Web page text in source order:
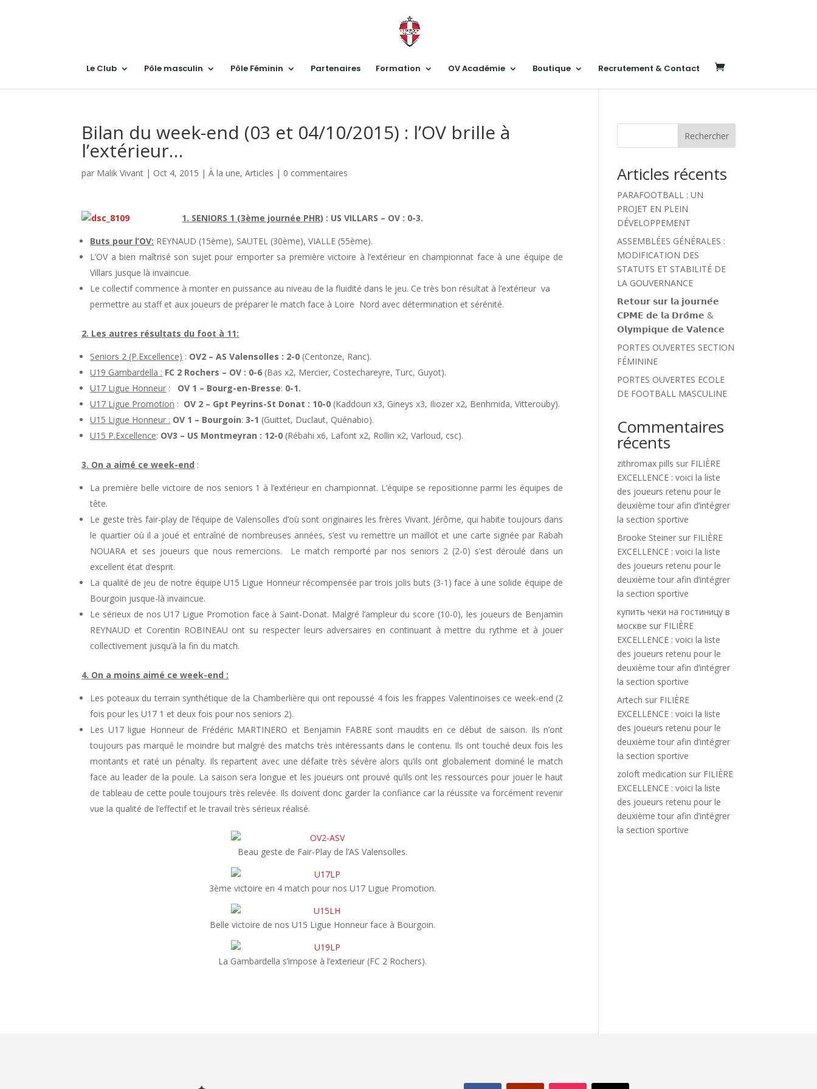
Le Club Pôle masculin Pôle Féminin Partenaires Formation OV Académie Boutique Recrutement & Contact
Bilan du week-end (03 et 04/10/2015) : l’OV brille à
l’extérieur…
par Malik Vivant | Oct 4, 2015 |À la une,Articles | 0 commentaires
1. SENIORS 1 (3ème journée PHR) : US VILLARS – OV : 0-3.
Buts pour l’OV: REYNAUD (15ème), SAUTEL (30ème), VIALLE (55ème).
L’OV a bien maîtrisé son sujet pour emporter sa première victoire à l’extérieur en championnat face à une équipe de
Villars jusque là invaincue.
Le collectif commence à monter en puissance au niveau de la fluidité dans le jeu. Ce très bon résultat à l’extérieur va
permettre au staff et aux joueurs de préparer le match face à Loire Nord avec détermination et sérénité.
2. Les autres résultats du foot à 11:
Seniors 2 (P.Excellence) : OV2 – AS Valensolles : 2-0 (Centonze, Ranc).
U19 Gambardella : FC 2 Rochers – OV : 0-6 (Bas x2, Mercier, Costechareyre, Turc, Guyot).
U17 Ligue Honneur : OV 1 – Bourg-en-Bresse: 0-1.
U17 Ligue Promotion : OV 2 – Gpt Peyrins-St Donat : 10-0 (Kaddouri x3, Gineys x3, Iliozer x2, Benhmida, Vitterouby).
U15 Ligue Honneur : OV 1 – Bourgoin:3-1 (Guittet, Duclaut, Quénabio).
U15 P.Excellence: OV3 – US Montmeyran : 12-0 (Rébahi x6, Lafont x2, Rollin x2, Varloud, csc).
3. On a aimé ce week-end :
La première belle victoire de nos seniors 1 à l’extérieur en championnat. L’équipe se repositionne parmi les équipes de
tête.
Le geste très fair-play de l’équipe de Valensolles d’où sont originaires les frères Vivant. Jérôme, qui habite toujours dans
le quartier où il a joué et entraîné de nombreuses années, s’est vu remettre un maillot et une carte signée par Rabah
NOUARA et ses joueurs que nous remercions. Le match remporté par nos seniors 2 (2-0) s’est déroulé dans un
excellent état d’esprit.
La qualité de jeu de notre équipe U15 Ligue Honneur récompensée par trois jolis buts (3-1) face à une solide équipe de
Bourgoin jusque-là invaincue.
Le sérieux de nos U17 Ligue Promotion face à Saint-Donat. Malgré l’ampleur du score (10-0), les joueurs de Benjamin
REYNAUD et Corentin ROBINEAU ont su respecter leurs adversaires en continuant à mettre du rythme et à jouer
collectivement jusqu’à la fin du match.
4. On a moins aimé ce week-end :
Les poteaux du terrain synthétique de la Chamberlière qui ont repoussé 4 fois les frappes Valentinoises ce week-end (2
fois pour les U17 1 et deux fois pour nos seniors 2).
Les U17 ligue Honneur de Frédéric MARTINERO et Benjamin FABRE sont maudits en ce début de saison. Ils n’ont
toujours pas marqué le moindre but malgré des matchs très intéressants dans le contenu. Ils ont touché deux fois les
montants et raté un pénalty. Ils repartent avec une défaite très sévère alors qu’ils ont globalement dominé le match
face au leader de la poule. La saison sera longue et les joueurs ont prouvé qu’ils ont les ressources pour jouer le haut
de tableau de cette poule toujours très relevée. Ils doivent donc garder la confiance car la réussite va forcément revenir
vue la qualité de l’effectif et le travail très sérieux réalisé.
Beau geste de Fair-Play de l’AS Valensolles.
3ème victoire en 4 match pour nos U17 Ligue Promotion.
Belle victoire de nos U15 Ligue Honneur face à Bourgoin.
La Gambardella s’impose à l’exterieur (FC 2 Rochers).
Rechercher
Articles récents
PARAFOOTBALL : UN
PROJET EN PLEIN
DÉVELOPPEMENT
ASSEMBLÉES GÉNÉRALES :
MODIFICATION DES
STATUTS ET STABILITÉ DE
LA GOUVERNANCE
𝗥𝗲𝘁𝗼𝘂𝗿 𝘀𝘂𝗿 𝗹𝗮 𝗷𝗼𝘂𝗿𝗻𝗲́𝗲
𝗖𝗣𝗠𝗘 𝗱𝗲 𝗹𝗮 𝗗𝗿𝗼̂𝗺𝗲 &
𝗢𝗹𝘆𝗺𝗽𝗶𝗾𝘂𝗲 𝗱𝗲 𝗩𝗮𝗹𝗲𝗻𝗰𝗲
PORTES OUVERTES SECTION
FÉMININE
PORTES OUVERTES ECOLE
DE FOOTBALL MASCULINE
Commentaires
récents
zithromax pills sur FILIÈRE
EXCELLENCE : voici la liste
des joueurs retenu pour le
deuxième tour afin d’intégrer
la section sportive
Brooke Steiner sur FILIÈRE
EXCELLENCE : voici la liste
des joueurs retenu pour le
deuxième tour afin d’intégrer
la section sportive
купить чеки на гостиницу в
москве sur FILIÈRE
EXCELLENCE : voici la liste
des joueurs retenu pour le
deuxième tour afin d’intégrer
la section sportive
Artech sur FILIÈRE
EXCELLENCE : voici la liste
des joueurs retenu pour le
deuxième tour afin d’intégrer
la section sportive
zoloft medication sur FILIÈRE
EXCELLENCE : voici la liste
des joueurs retenu pour le
deuxième tour afin d’intégrer
la section sportive